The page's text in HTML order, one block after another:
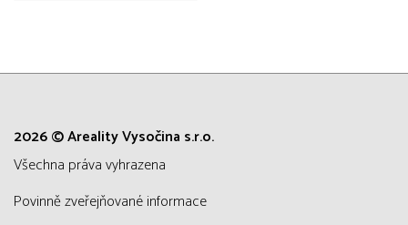
2026 © Areality Vysočina s.r.o.
všechna práva vyhrazena
Povinně zveřejňované informace